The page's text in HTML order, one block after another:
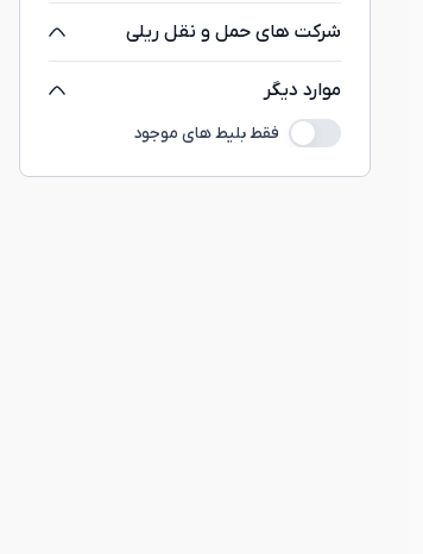
شرکت های حمل و نقل ریلی
موارد دیگر
فقط بلیط های موجود